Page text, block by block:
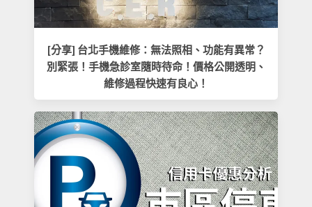
[分享] 台北手機維修：無法照相、功能有異常？
別緊張！手機急診室隨時待命！價格公開透明、
維修過程快速有良心！